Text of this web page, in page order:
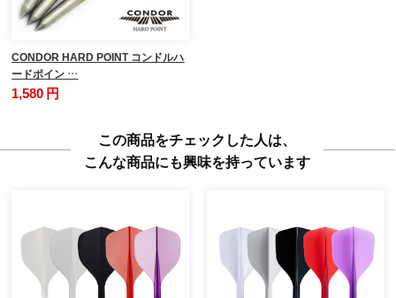
CONDOR HARD POINT コンドルハ
ードポイン …
1,580 円
この商品をチェックした人は、
こんな商品にも興味を持っています